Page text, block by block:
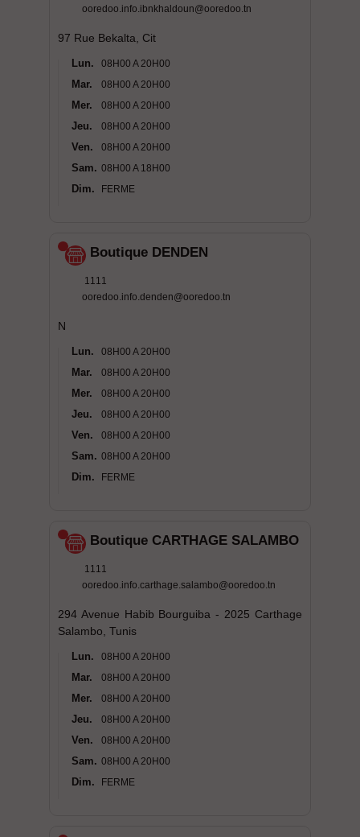
ooredoo.info.ibnkhaldoun@ooredoo.tn
97 Rue Bekalta, Cit
Lun. 08H00 A 20H00
Mar. 08H00 A 20H00
Mer. 08H00 A 20H00
Jeu. 08H00 A 20H00
Ven. 08H00 A 20H00
Sam. 08H00 A 18H00
Dim. FERME
Boutique DENDEN
1111
ooredoo.info.denden@ooredoo.tn
N
Lun. 08H00 A 20H00
Mar. 08H00 A 20H00
Mer. 08H00 A 20H00
Jeu. 08H00 A 20H00
Ven. 08H00 A 20H00
Sam. 08H00 A 20H00
Dim. FERME
Boutique CARTHAGE SALAMBO
1111
ooredoo.info.carthage.salambo@ooredoo.tn
294 Avenue Habib Bourguiba - 2025 Carthage
Salambo, Tunis
Lun. 08H00 A 20H00
Mar. 08H00 A 20H00
Mer. 08H00 A 20H00
Jeu. 08H00 A 20H00
Ven. 08H00 A 20H00
Sam. 08H00 A 20H00
Dim. FERME